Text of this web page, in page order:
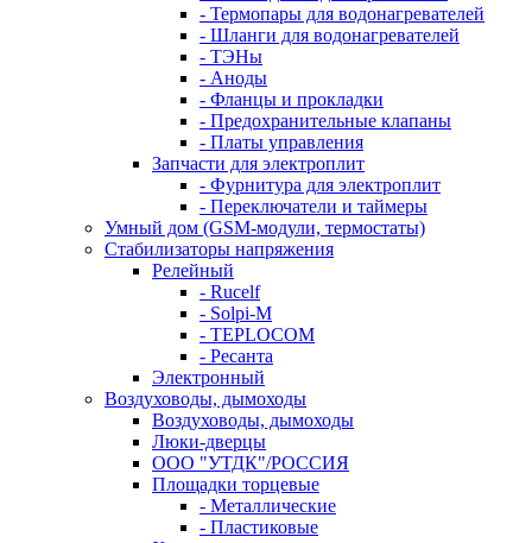
- Термопары для водонагревателей
- Шланги для водонагревателей
- ТЭНы
- Аноды
- Фланцы и прокладки
- Предохранительные клапаны
- Платы управления
Запчасти для электроплит
- Фурнитура для электроплит
- Переключатели и таймеры
Умный дом (GSM-модули, термостаты)
Cтабилизаторы напряжения
Релейный
- Rucelf
- Solpi-M
- TEPLOCOM
- Ресанта
Электронный
Воздуховоды, дымоходы
Воздуховоды, дымоходы
Люки-дверцы
ООО "УТДК"/РОССИЯ
Площадки торцевые
- Металлические
- Пластиковые